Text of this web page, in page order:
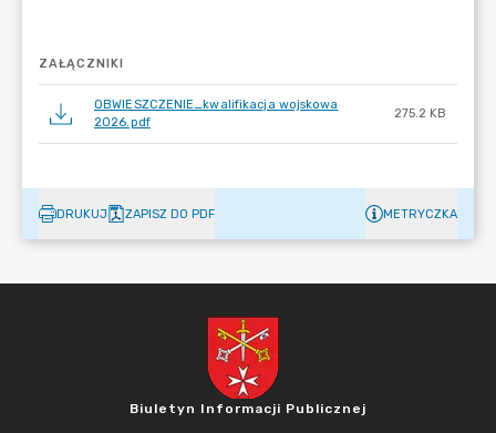
ZAŁĄCZNIKI
OBWIESZCZENIE_kwalifikacja wojskowa
2026.pdf
275.2 KB
DRUKUJ ZAPISZ DO PDF METRYCZKA
Biuletyn Informacji Publicznej